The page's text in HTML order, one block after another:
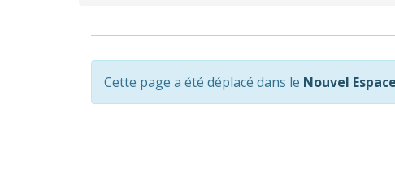
Cette page a été déplacé dans le Nouvel